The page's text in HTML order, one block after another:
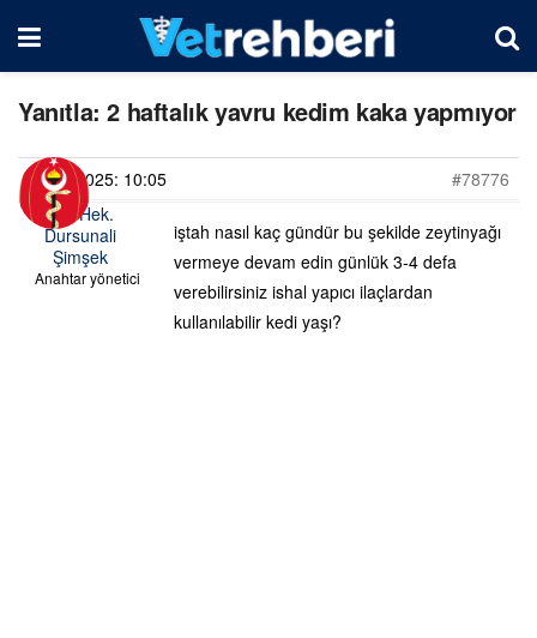
Yanıtla: 2 haftalık yavru kedim kaka yapmıyor
07/04/2025: 10:05
#78776
Vet. Hek.
Dursunali
Şimşek
Anahtar yönetici
iştah nasıl kaç gündür bu şekilde zeytinyağı
vermeye devam edin günlük 3-4 defa
verebilirsiniz ishal yapıcı ilaçlardan
kullanılabilir kedi yaşı?